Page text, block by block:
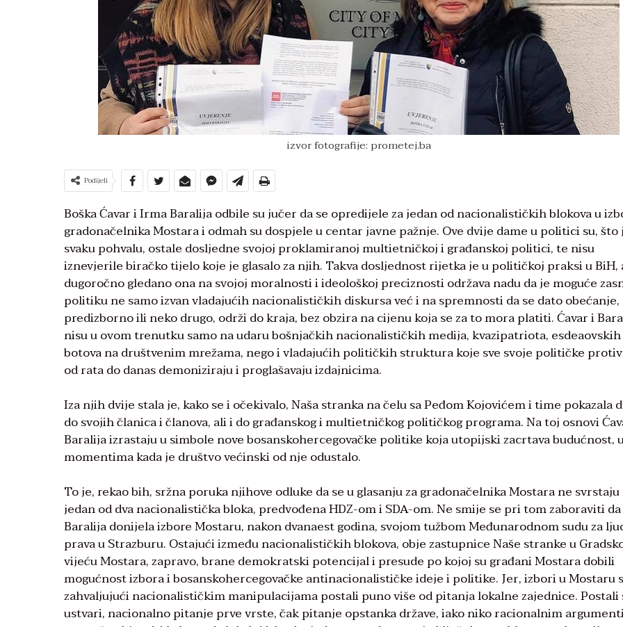
izvor fotografije: prometej.ba
Podijeli
Boška Ćavar i Irma Baralija odbile su jučer da se opredijele za jedan od nacionalističkih blokova u
gradonačelnika Mostara i odmah su dospjele u centar javne pažnje. Ove dvije dame u politici su, što
svaku pohvalu, ostale dosljedne svojoj proklamiranoj multietničkoj i građanskoj politici, te nisu
iznevjerile biračko tijelo koje je glasalo za njih. Takva dosljednost rijetka je u političkoj praksi u BiH,
dugoročno gledano ona na svojoj moralnosti i ideološkoj preciznosti održava nadu da je moguće
politiku ne samo izvan vladajućih nacionalističkih diskursa već i na spremnosti da se dato obećanje,
predizborno ili neko drugo, održi do kraja, bez obzira na cijenu koja se za to mora platiti. Ćavar i
nisu u ovom trenutku samo na udaru bošnjačkih nacionalističkih medija, kvazipatriota, esdeaovskih
botova na društvenim mrežama, nego i vladajućih političkih struktura koje sve svoje političke
od rata do danas demoniziraju i proglašavaju izdajnicima.
Iza njih dvije stala je, kako se i očekivalo, Naša stranka na čelu sa Peđom Kojovićem i time pokazala
do svojih članica i članova, ali i do građanskog i multietničkog političkog programa. Na toj osnovi
Baralija izrastaju u simbole nove bosanskohercegovačke politike koja utopijski zacrtava budućnost,
momentima kada je društvo većinski od nje odustalo.
To je, rekao bih, sržna poruka njihove odluke da se u glasanju za gradonačelnika Mostara ne
jedan od dva nacionalistička bloka, predvođena HDZ-om i SDA-om. Ne smije se pri tom zaboraviti
Baralija donijela izbore Mostaru, nakon dvanaest godina, svojom tužbom Međunarodnom sudu za
prava u Strazburu. Ostajući između nacionalističkih blokova, obje zastupnice Naše stranke u
vijeću Mostara, zapravo, brane demokratski potencijal i presude po kojoj su građani Mostara dobili
mogućnost izbora i bosanskohercegovačke antinacionalističke ideje i politike. Jer, izbori u Mostaru
zahvaljujući nacionalističkim manipulacijama postali puno više od pitanja lokalne zajednice. Postali
ustvari, nacionalno pitanje prve vrste, čak pitanje opstanka države, iako niko racionalnim